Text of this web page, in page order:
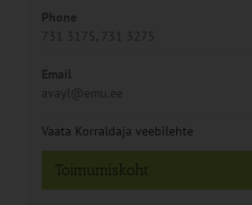
Toimumiskoht
Phone
731 3175, 731 3275
Email
avayl@emu.ee
Vaata Korraldaja veebilehte